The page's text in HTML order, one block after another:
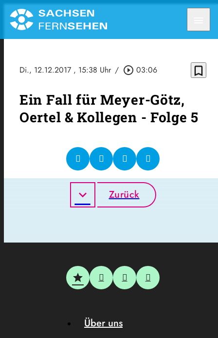
Di., 12.12.2017 , 15:38 Uhr / play_circle_outline 03:06 bookmark_border
Ein Fall für Meyer-Götz,
Oertel & Kollegen - Folge 5
Zurück
Über uns